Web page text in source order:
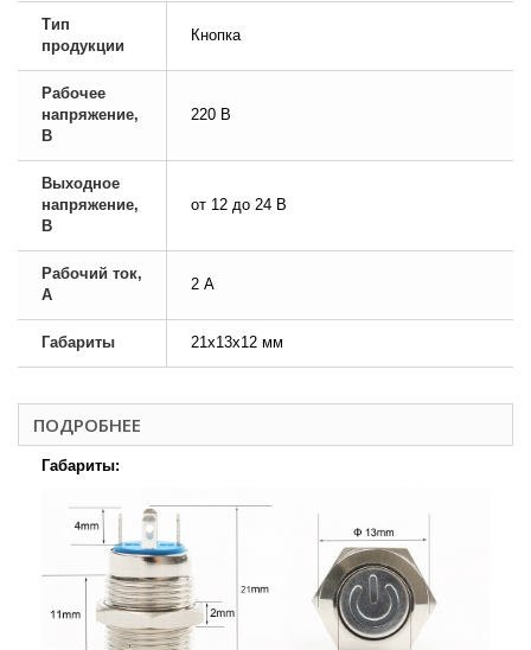
Тип
продукции
Кнопка
Рабочее
напряжение,
В
220 В
Выходное
напряжение,
В
от 12 до 24 В
Рабочий ток,
А
2 А
Габариты 21х13х12 мм
ПОДРОБНЕЕ
Габариты: